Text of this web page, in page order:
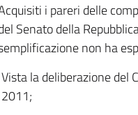
i pareri delle
Senato della
non ha
Vista la deliberazione del
2011;